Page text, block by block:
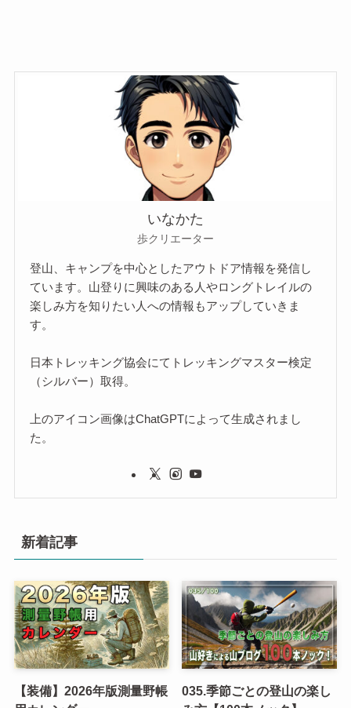
いなかた
歩クリエーター
登山、キャンプを中心としたアウトドア情報を発信し
ています。山登りに興味のある人やロングトレイルの
楽しみ方を知りたい人への情報もアップしていきま
す。
日本トレッキング協会にてトレッキングマスター検定
（シルバー）取得。
上のアイコン画像はChatGPTによって生成されまし
た。
新着記事
【装備】2026年版測量野帳
035.季節ごとの登山の楽し